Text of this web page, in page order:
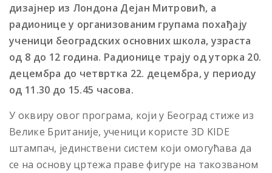
дизајнер из Лондона Дејан Митровић, а
радионице у организованим групама похађају
ученици београдских основних школа, узраста
од 8 до 12 година. Радионице трају од уторка 20.
децембра до четвртка 22. децембра, у периоду
од 11.30 до 15.45 часова.
У оквиру овог програма, који у Београд стиже из
Велике Британије, ученици користе 3D KIDE
штампач, јединствени систем који омогућава да
се на основу цртежа праве фигуре на такозваном